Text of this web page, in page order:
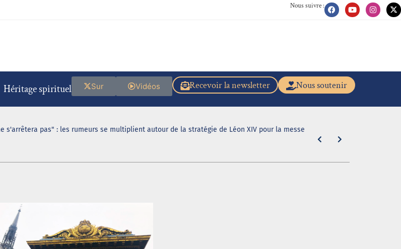
Nous suivre :
Héritage spirituel Nous soutenir
Recevoir la newsletter
Vidéos
Sur
s'arrêtera pas" : les rumeurs se multiplient autour de la stratégie de Léon XIV pour la messe